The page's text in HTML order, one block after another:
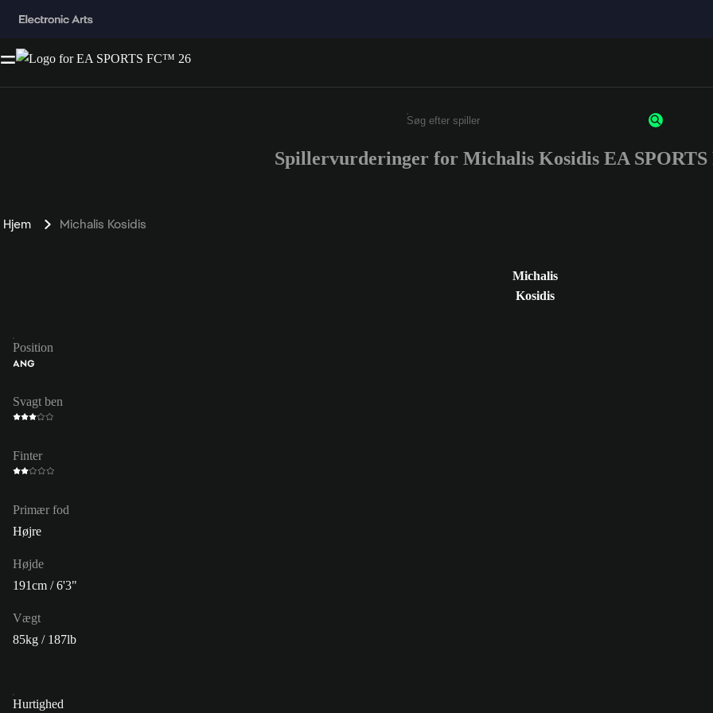
Enter a minimum of 3 characters or numbers
Spillervurderinger for Michalis Kosidis EA
Hjem Michalis Kosidis
Michalis
Kosidis
Position
ANG
Svagt ben
Finter
Primær fod
Højre
Højde
191cm / 6'3"
Vægt
85kg / 187lb
Hurtighed